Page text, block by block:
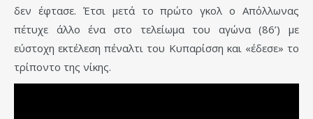
δεν έφτασε. Έτσι μετά το πρώτο γκολ ο Απόλλωνας
πέτυχε άλλο ένα στο τελείωμα του αγώνα (86’) με
εύστοχη εκτέλεση πέναλτι του Κυπαρίσση και «έδεσε» το
τρίποντο της νίκης.